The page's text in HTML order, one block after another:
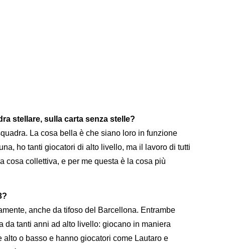
stellare, sulla carta senza stelle?
La cosa bella è che siano loro in funzione
ho tanti giocatori di alto livello, ma il lavoro di tutti
cosa collettiva, e per me questa è la cosa più
anche da tifoso del Barcellona. Entrambe
da tanti anni ad alto livello: giocano in maniera
o basso e hanno giocatori come Lautaro e